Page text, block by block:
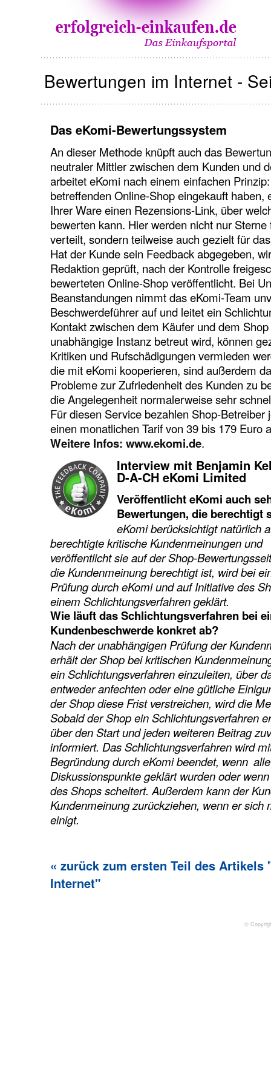
Bewertungen im Internet -
Das eKomi-Bewertungssystem
An dieser Methode knüpft auch das
neutraler Mittler zwischen dem Kunden und
arbeitet eKomi nach einem einfachen
betreffenden Online-Shop eingekauft haben,
Ihrer Ware einen Rezensions-Link, über
bewerten kann. Hier werden nicht nur
verteilt, sondern teilweise auch gezielt für
Hat der Kunde sein Feedback abgegeben,
Redaktion geprüft, nach der Kontrolle
bewerteten Online-Shop veröffentlicht. Bei
Beanstandungen nimmt das eKomi-Team
Beschwerdeführer auf und leitet ein
Kontakt zwischen dem Käufer und dem
unabhängige Instanz betreut wird, können
Kritiken und Rufschädigungen vermieden
die mit eKomi kooperieren, sind außerdem
Probleme zur Zufriedenheit des Kunden zu
die Angelegenheit normalerweise sehr
Für diesen Service bezahlen Shop-Betreiber
einen monatlichen Tarif von 39 bis 179 Euro
Weitere Infos: www.ekomi.de.
Interview mit Benjamin
D-A-CH eKomi Limited
Veröffentlicht eKomi auch
Bewertungen, die berechtigt
eKomi berücksichtigt natürlich
berechtigte kritische Kundenmeinungen und
veröffentlicht sie auf der Shop-
die Kundenmeinung berechtigt ist, wird bei
Prüfung durch eKomi und auf Initiative des
einem Schlichtungsverfahren geklärt.
Wie läuft das Schlichtungsverfahren bei
Kundenbeschwerde konkret ab?
Nach der unabhängigen Prüfung der
erhält der Shop bei kritischen
ein Schlichtungsverfahren einzuleiten, über
entweder anfechten oder eine gütliche
der Shop diese Frist verstreichen, wird die
Sobald der Shop ein Schlichtungsverfahren
über den Start und jeden weiteren Beitrag
informiert. Das Schlichtungsverfahren wird
Begründung durch eKomi beendet, wenn
Diskussionspunkte geklärt wurden oder
des Shops scheitert. Außerdem kann der
Kundenmeinung zurückziehen, wenn er sich
einigt.
« zurück zum ersten Teil des Artikels
Internet"
©